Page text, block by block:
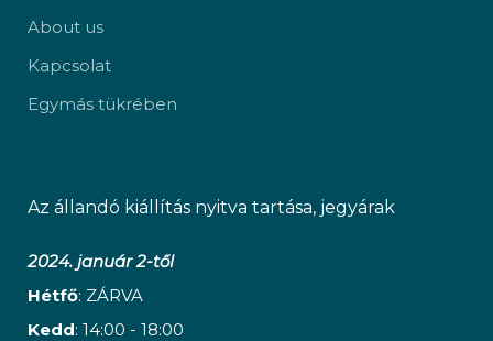
About us
Kapcsolat
Egymás tükrében
Az állandó kiállítás nyitva tartása, jegyárak
2024. január 2-től
Hétfő: ZÁRVA
Kedd: 14:00 - 18:00